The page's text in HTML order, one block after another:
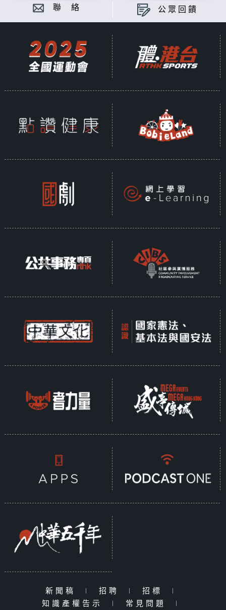
聯 絡 公眾回饋
新聞稿 | 招聘 | 招標
|
知識產權告示
| 常見問題 |